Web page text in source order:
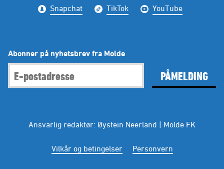
Snapchat TikTok YouTube
Abonner på nyhetsbrev fra Molde
PÅMELDING
Ansvarlig redaktør: Øystein Neerland | Molde FK
Vilkår og betingelser Personvern